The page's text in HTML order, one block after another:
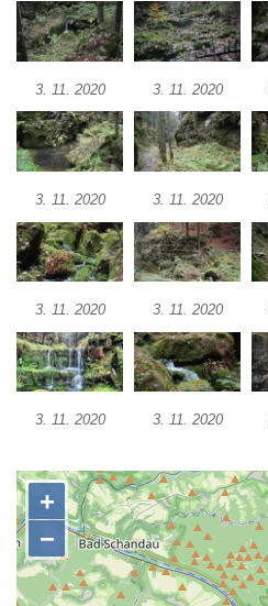
3. 11. 2020 3. 11. 2020
3. 11. 2020 3. 11. 2020
3. 11. 2020 3. 11. 2020
3. 11. 2020 3. 11. 2020